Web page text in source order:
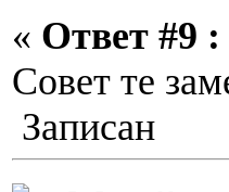
« Ответ #9 :
Совет те
Записан